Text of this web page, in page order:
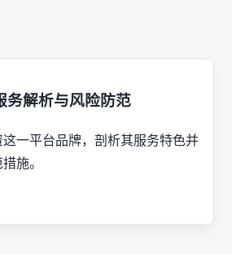
务解析与风险防范
一平台品牌，剖析其服务特色并
施。